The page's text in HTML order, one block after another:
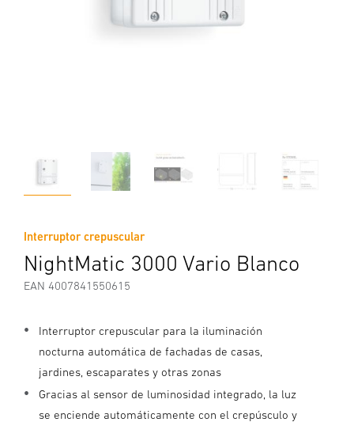
Interruptor crepuscular
NightMatic 3000 Vario Blanco
EAN 4007841550615
Interruptor crepuscular para la iluminación
nocturna automática de fachadas de casas,
jardines, escaparates y otras zonas
Gracias al sensor de luminosidad integrado, la luz
se enciende automáticamente con el crepúsculo y